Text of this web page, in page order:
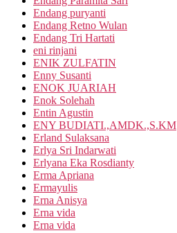
Endang puryanti
Endang Retno Wulan
Endang Tri Hartati
eni rinjani
ENIK ZULFATIN
Enny Susanti
ENOK JUARIAH
Enok Solehah
Entin Agustin
ENY BUDIATI.,AMDK.,S.KM
Erland Sulaksana
Erlya Sri Indarwati
Erlyana Eka Rosdianty
Erma Apriana
Ermayulis
Erna Anisya
Erna vida
Erna vida